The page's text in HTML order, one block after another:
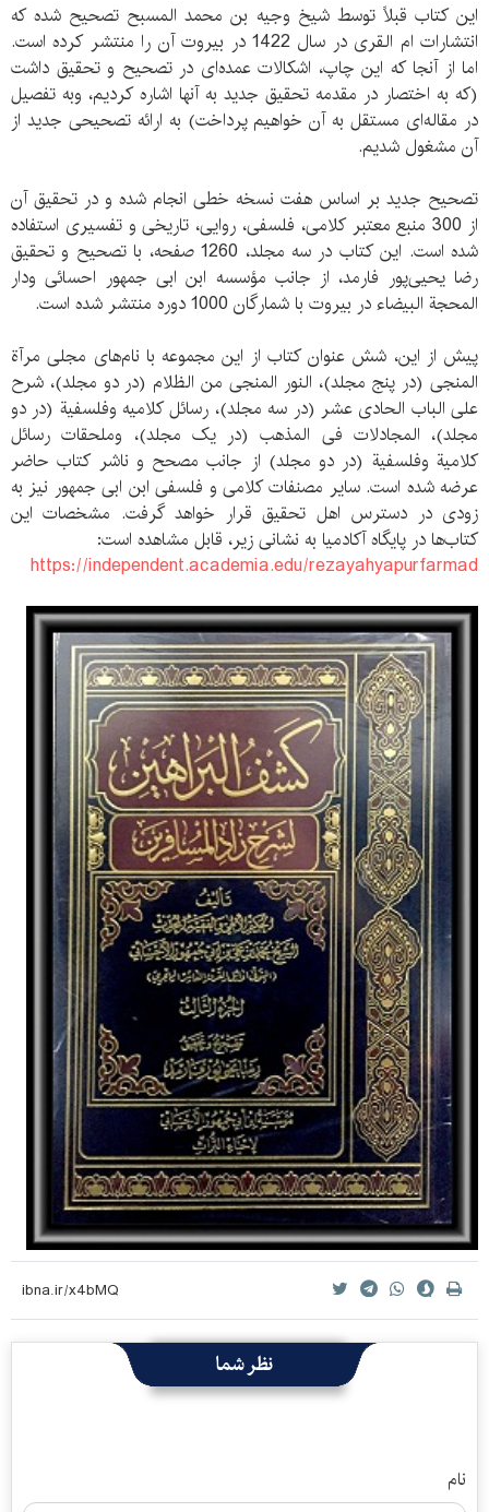
این کتاب قبلاً توسط شیخ وجیه بن محمد المسبح تصحیح شده که
انتشارات ام القری در سال 1422 در بیروت آن را منتشر کرده است.
اما از آنجا که این چاپ، اشکالات عمده‌­ای در تصحیح و تحقیق داشت
(که به اختصار در مقدمه تحقیق جدید به آنها اشاره کردیم، وبه تفصیل
در مقاله­‌ای مستقل به آن خواهیم پرداخت) به ارائه‌­ تصحیحی جدید از
آن مشغول شدیم.
تصحیح جدید بر اساس هفت نسخه خطی انجام شده و در تحقیق آن
از 300 منبع معتبر کلامی، فلسفی، روایی، تاریخی و تفسیری استفاده
شده است. این کتاب در سه مجلد، 1260 صفحه، با تصحیح و تحقیق
رضا یحیی‌پور فارمد، از جانب مؤسسه­ ابن ابی جمهور احسائی ودار
المحجة البیضاء در بیروت با شمارگان 1000 دوره منتشر شده است.
پیش از این، شش عنوان کتاب از این مجموعه با نام‌های مجلی مرآة
المنجی (در پنج مجلد)، النور المنجی من الظلام (در دو مجلد)، شرح
علی الباب الحادی عشر (در سه مجلد)، رسائل کلامیه وفلسفیة (در دو
مجلد)، المجادلات فی المذهب (در یک مجلد)، وملحقات رسائل
کلامیة وفلسفیة (در دو مجلد) از جانب مصحح و ناشر کتاب حاضر
عرضه شده است. سایر مصنفات کلامی و فلسفی ابن ابی جمهور نیز به
زودی در دسترس اهل تحقیق قرار خواهد گرفت. مشخصات این
کتاب‌ها در پایگاه آکادمیا به نشانی زیر، قابل مشاهده است:
https://independent.academia.edu/rezayahyapurfarmad
نظر شما
نام